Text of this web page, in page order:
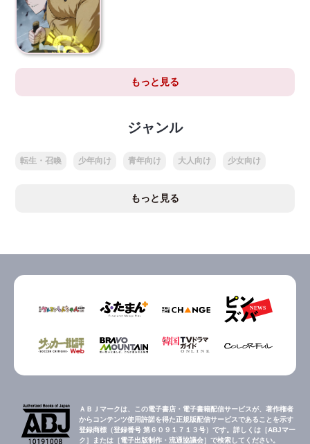
もっと見る
ジャンル
転生・召喚 少年向け 青年向け 大人向け 少女向け
もっと見る
ＡＢＪマークは、この電子書店・電子書籍配信サービスが、著作権者
からコンテンツ使用許諾を得た正規版配信サービスであることを示す
登録商標（登録番号 第６０９１７１３号）です。詳しくは［ABJマー
ク］または［電子出版制作・流通協議会］で検索してください。